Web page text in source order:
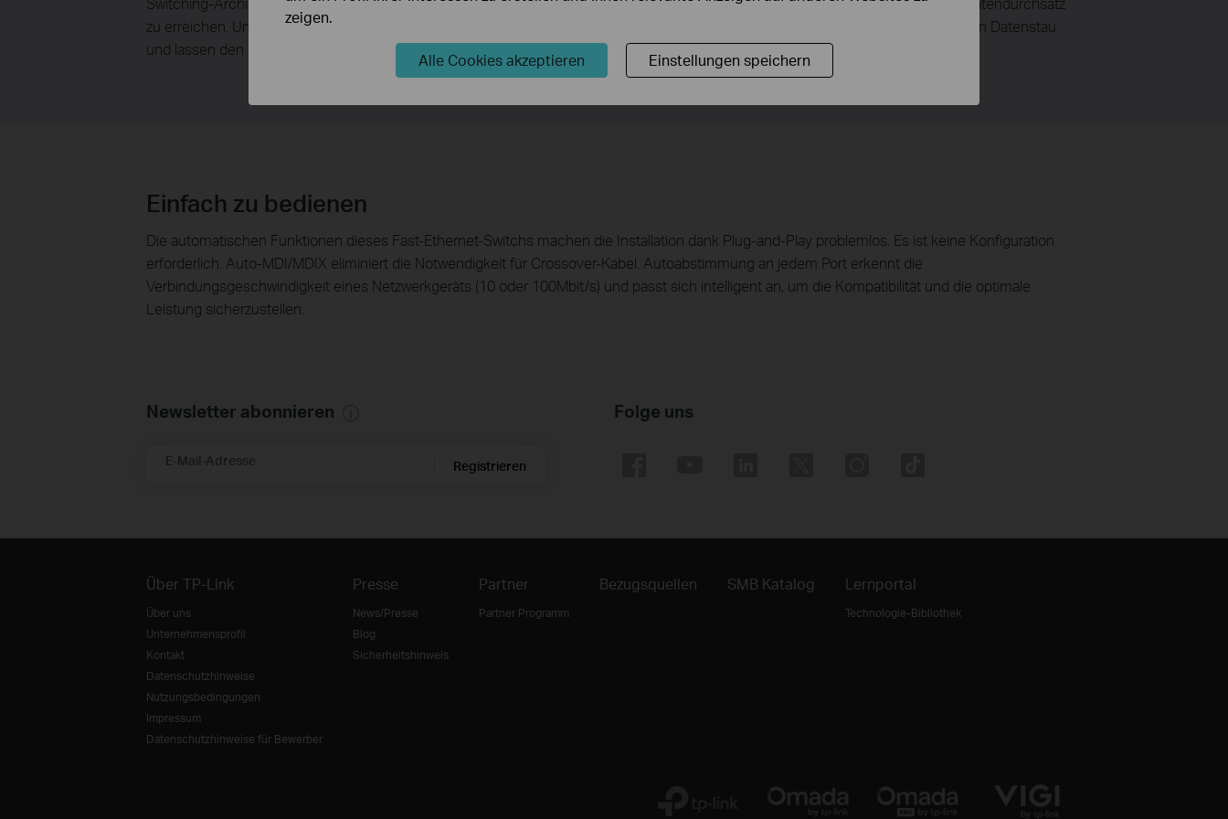
zu erreichen. Und die IEEE802.3x-Flusskontrolle für den Vollduplex-Modus und Backpressure für den Halbduplex-Modus lindern den Datenstau
und lassen den TL-SF1024D zuverlässig arbeiten.
Einfach zu bedienen
Die automatischen Funktionen dieses Fast-Ethernet-Switchs machen die Installation dank Plug-and-Play problemlos. Es ist keine Konfiguration
erforderlich. Auto-MDI/MDIX eliminiert die Notwendigkeit für Crossover-Kabel. Autoabstimmung an jedem Port erkennt die
Verbindungsgeschwindigkeit eines Netzwerkgeräts (10 oder 100Mbit/s) und passt sich intelligent an, um die Kompatibilität und die optimale
Leistung sicherzustellen.
Newsletter abonnieren
E-Mail-Adresse Registrieren
Folge uns
Über TP-Link
Über uns
Unternehmensprofil
Kontakt
Datenschutzhinweise
Nutzungsbedingungen
Impressum
Datenschutzhinweise für Bewerber
Presse
News/Presse
Blog
Sicherheitshinweis
Partner
Partner Programm
Bezugsquellen SMB Katalog Lernportal
Technologie-Bibliothek
zeigen.
Alle Cookies akzeptieren Einstellungen speichern